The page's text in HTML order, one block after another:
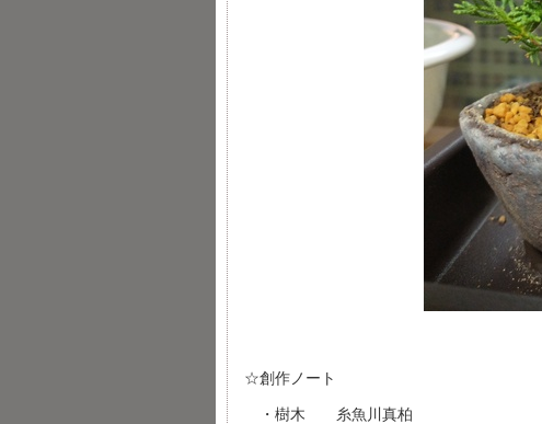
☆創作ノート
・樹木 糸魚川真柏